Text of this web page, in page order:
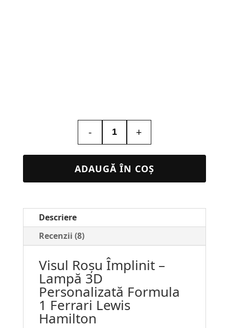
-
Cantitate
3D
1
Cadou
pentru
Fani
Lewis
Hamilton
+
ADAUGĂ ÎN COȘ
Descriere
Recenzii (8)
Visul Roșu Împlinit –
Lampă 3D
Personalizată Formula
1 Ferrari Lewis
Hamilton